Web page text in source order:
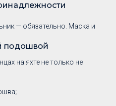
— обязательно. Маска и
подошвой
на яхте не только не